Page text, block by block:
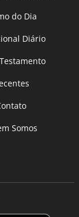
do Dia
Diário
Somos